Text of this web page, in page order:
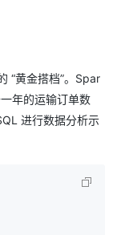
“黄金搭档”。Spar
年的运输订单数
进行数据分析示